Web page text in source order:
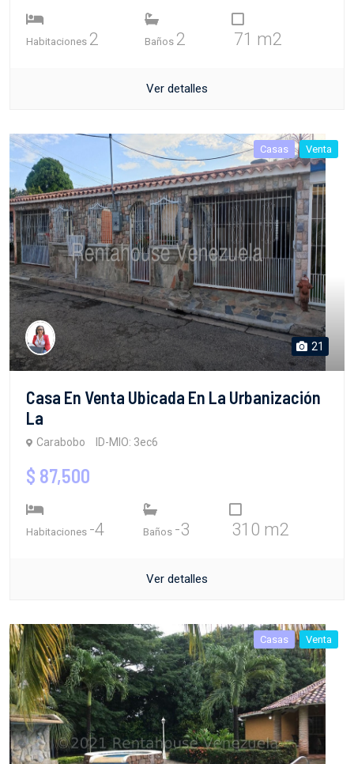
Habitaciones 2 Baños 2 71 m2
Ver detalles
Casas Venta
21
Casa En Venta Ubicada En La Urbanización
La
Carabobo ID-MIO: 3ec6
$ 87,500
Habitaciones -4 Baños -3 310 m2
Ver detalles
Casas Venta